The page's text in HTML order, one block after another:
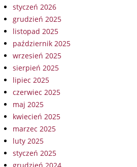
styczeń 2026
grudzień 2025
listopad 2025
październik 2025
wrzesień 2025
sierpień 2025
lipiec 2025
czerwiec 2025
maj 2025
kwiecień 2025
marzec 2025
luty 2025
styczeń 2025